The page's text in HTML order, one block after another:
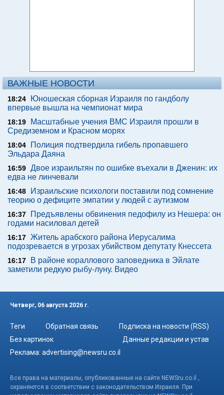
ВАЖНЫЕ НОВОСТИ
18:24
Юношеская сборная Израиля по гандболу
впервые вышла на чемпионат мира
18:19
Масштабные учения ВМС Израиля прошли в
Средиземном и Красном морях
18:04
Полиция подтвердила гибель пропавшего
Эльдара Даяна
16:59 Двое израильтян по ошибке въехали в Дженин: их
едва не линчевали
16:48
Израильские психологи поставили под сомнение
теорию о дефиците эмпатии у людей с аутизмом
16:37
Предъявлены обвинения педофилу из Нешера: он
годами насиловал детей
16:17 Житель арабского района Иерусалима
подозревается в угрозах убийством депутату Кнессета
16:17
В районе кораллового заповедника в Эйлате
заметили редкую рыбу-луну. Видео
Четверг, 06 августа 2026 г.
Теги Обратная связь
Подписка на новости (RSS)
Без картинок
Данные редакции и устав
Реклама: advertising@newsru.co.il
Все права на материалы, опубликованные на сайте NEWSru.co.il ,
охраняются в соответствии с законодательством Израиля. При